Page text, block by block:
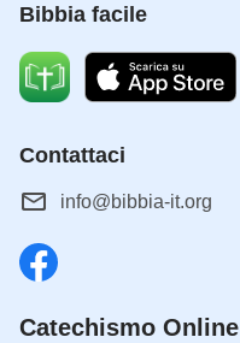
Bibbia facile
Contattaci
info@bibbia-it.org
Catechismo Online